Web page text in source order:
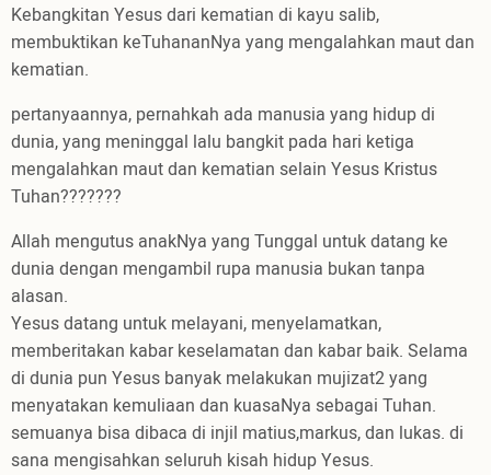
Kebangkitan Yesus dari kematian di kayu salib,
membuktikan keTuhananNya yang mengalahkan maut dan
kematian.
pertanyaannya, pernahkah ada manusia yang hidup di
dunia, yang meninggal lalu bangkit pada hari ketiga
mengalahkan maut dan kematian selain Yesus Kristus
Tuhan???????
Allah mengutus anakNya yang Tunggal untuk datang ke
dunia dengan mengambil rupa manusia bukan tanpa
alasan.
Yesus datang untuk melayani, menyelamatkan,
memberitakan kabar keselamatan dan kabar baik. Selama
di dunia pun Yesus banyak melakukan mujizat2 yang
menyatakan kemuliaan dan kuasaNya sebagai Tuhan.
semuanya bisa dibaca di injil matius,markus, dan lukas. di
sana mengisahkan seluruh kisah hidup Yesus.